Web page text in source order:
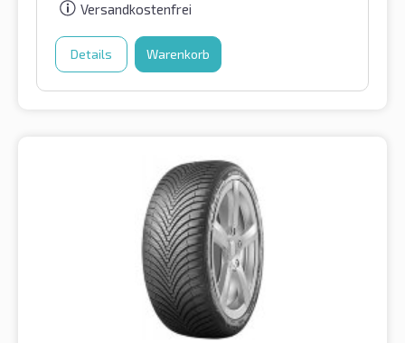
Versandkostenfrei
Details Warenkorb